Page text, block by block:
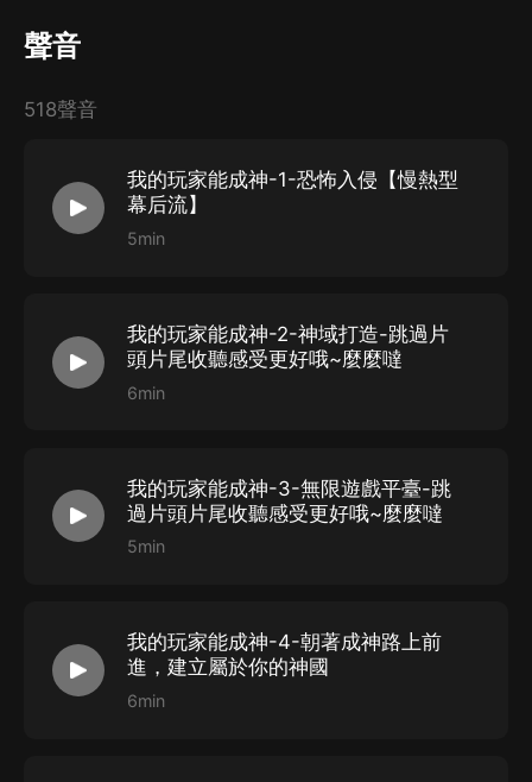
然而一款遊戲的橫空出世，讓一切都發生了改變。
建立領地，壯大勢力……
玩家們在快樂遊戲的同時，為對抗異世界入侵做出了自己
的貢獻與努力。
聲音
518聲音
我的玩家能成神-1-恐怖入侵【慢熱型
幕后流】
5min
我的玩家能成神-2-神域打造-跳過片
頭片尾收聽感受更好哦~麼麼噠
6min
我的玩家能成神-3-無限遊戲平臺-跳
過片頭片尾收聽感受更好哦~麼麼噠
5min
我的玩家能成神-4-朝著成神路上前
進，建立屬於你的神國
6min